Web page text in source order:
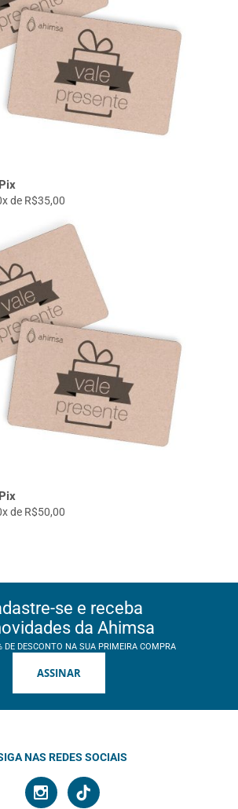
de R$35,00
de R$50,00
se e receba
da Ahimsa
DE DESCONTO NA SUA PRIMEIRA COMPRA
ASSINAR
NAS REDES SOCIAIS